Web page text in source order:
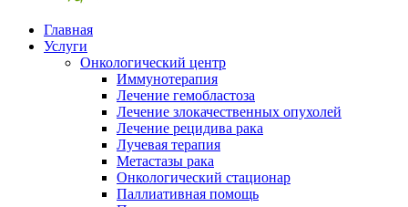
Главная
Услуги
Онкологический центр
Иммунотерапия
Лечение гемобластоза
Лечение злокачественных опухолей
Лечение рецидива рака
Лучевая терапия
Метастазы рака
Онкологический стационар
Паллиативная помощь